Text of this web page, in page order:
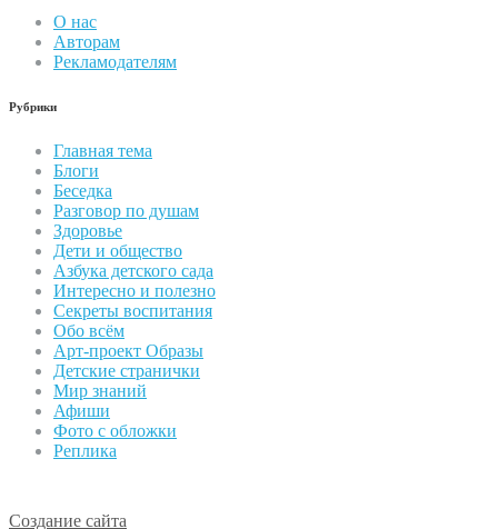
О нас
Авторам
Рекламодателям
Рубрики
Главная тема
Блоги
Беседка
Разговор по душам
Здоровье
Дети и общество
Азбука детского сада
Интересно и полезно
Секреты воспитания
Обо всём
Арт-проект Образы
Детские странички
Мир знаний
Афиши
Фото с обложки
Реплика
Создание сайта